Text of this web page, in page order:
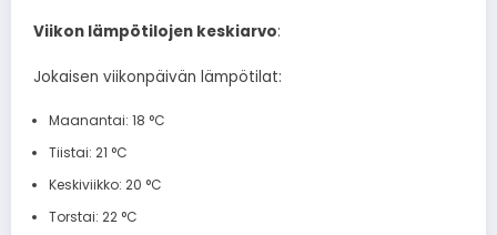
Viikon lämpötilojen keskiarvo:
Jokaisen viikonpäivän lämpötilat:
Maanantai: 18 °C
Tiistai: 21 °C
Keskiviikko: 20 °C
Torstai: 22 °C